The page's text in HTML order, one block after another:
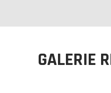
GALERIE